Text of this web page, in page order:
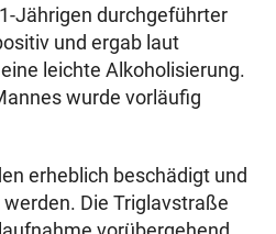
Jährigen durchgeführter
und ergab laut
leichte Alkoholisierung.
wurde vorläufig
erheblich beschädigt und
Die Triglavstraße